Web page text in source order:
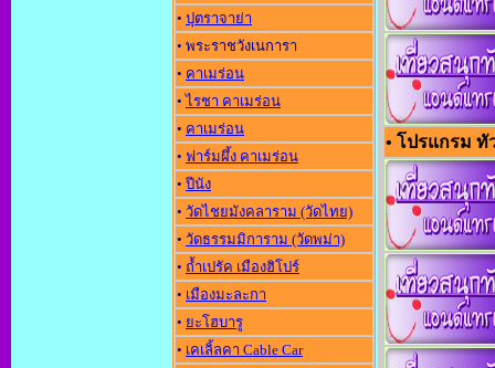
• ปุตราจาย่า
• พระราชวังเนการา
• คาเมร่อน
•ไรชา คาเมร่อน
• คาเมร่อน
• ฟาร์มผึ้ง คาเมร่อน
• ปีนัง
• วัดไชยมังคลาราม (วัดไทย)
• วัดธรรมมิการาม (วัดพม่า)
• ถ้ำเปรัค เมืองฮิโปร์
• เมืองมะละกา
• ยะโฮบารู
• เคเลิ้ลคา Cable Car
• โปรแกรม ทั